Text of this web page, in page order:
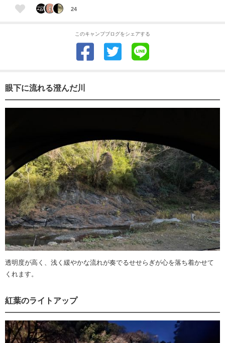
24
このキャンプブログをシェアする
眼下に流れる澄んだ川
透明度が高く、浅く緩やかな流れが奏でるせせらぎが心を落ち着かせて
くれます。
紅葉のライトアップ